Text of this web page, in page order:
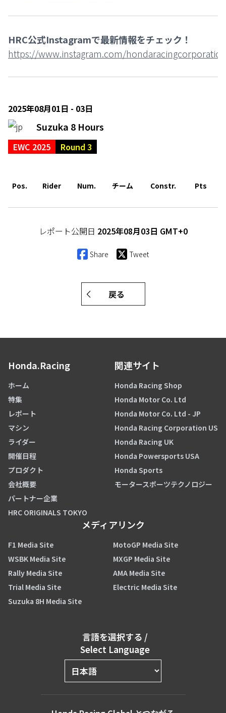
HRC公式Instagramで最新情報をチェック！
https://www.instagram.com/
2025年08月01日 - 03日
Suzuka 8 Hours
EWC 2025 Round 3
Pos. Rider Num. チーム Constr. Pts
レポート公開日 2025年08月03日 GMT+0
Share Tweet
戻る
Honda.Racing
ホーム
特集
レポート
マシン
ライダー
開催日程
プロダクト
会社概要
パートナー企業
HRC ORIGINALS TOKYO
関連サイト
Honda Racing Shop
Honda Motor Co. Ltd
Honda Motor Co. Ltd - JP
Honda Racing Corporation US
Honda Racing UK
Honda Powersports USA
Honda Sports
モータースポーツテクノロジー
メディアリンク
F1 Media Site
MotoGP Media Site
WSBK Media Site
MXGP Media Site
Rally Media Site
AMA Media Site
Trial Media Site
Electric Media Site
Suzuka 8H Media Site
言語を選択する /
Select Language